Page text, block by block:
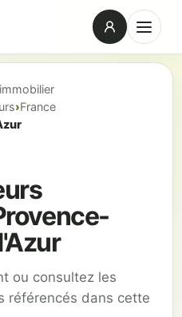
France
ou consultez les
référencés dans cette